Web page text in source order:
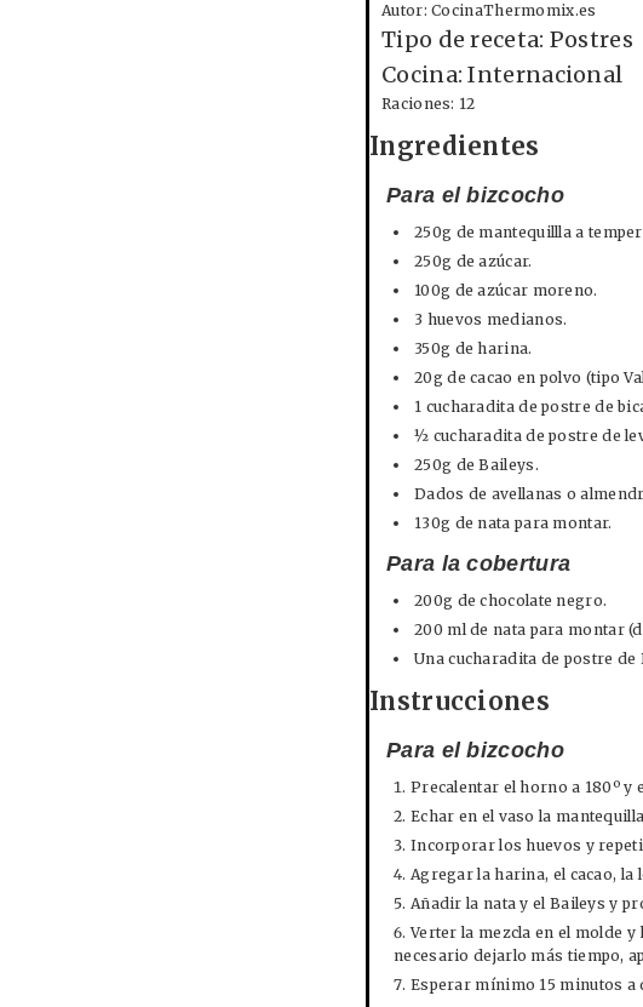
Autor:CocinaThermomix.es
Tipo de receta: Postres
Cocina:Internacional
Raciones: 12
Ingredientes
Para el bizcocho
250g de mantequillla a
250g de azúcar.
100g de azúcar moreno.
3 huevos medianos.
350g de harina.
20g de cacao en polvo (tipo
1 cucharadita de postre de
½ cucharadita de postre de
250g de Baileys.
Dados de avellanas o
130g de nata para montar.
Para la cobertura
200g de chocolate negro.
200 ml de nata para montar
Una cucharadita de postre de
Instrucciones
Para el bizcocho
Precalentar el horno a 180º y
Echar en el vaso la
Incorporar los huevos y
Agregar la harina, el cacao, la
Añadir la nata y el Baileys y
Verter la mezcla en el molde
necesario dejarlo más tiempo,
Esperar mínimo 15 minutos a